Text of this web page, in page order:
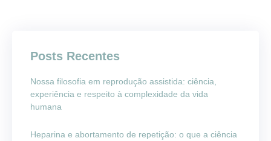
Posts Recentes
Nossa filosofia em reprodução assistida: ciência,
experiência e respeito à complexidade da vida
humana
Heparina e abortamento de repetição: o que a ciência